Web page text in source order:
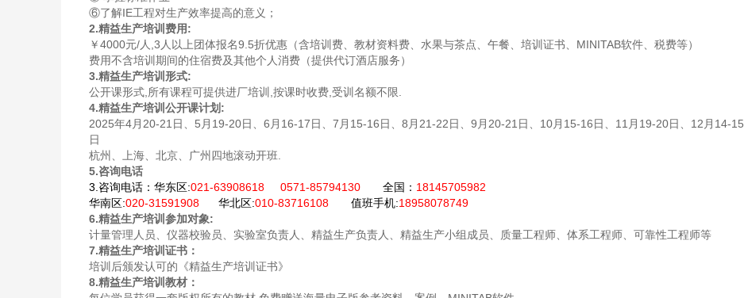
⑥了解IE工程对生产效率提高的意义；
2.精益生产培训费用:
￥4000元/人,3人以上团体报名9.5折优惠（含培训费、教材资料费、水果与茶点、午餐、培训证书、MINITAB软件、税费等）
费用不含培训期间的住宿费及其他个人消费（提供代订酒店服务）
3.精益生产培训形式:
公开课形式,所有课程可提供进厂培训,按课时收费,受训名额不限.
4.精益生产培训公开课计划:
2025年4月20-21日、5月19-20日、6月16-17日、7月15-16日、8月21-22日、9月20-21日、10月15-16日、11月19-20日、12月14-15
日
杭州、上海、北京、广州四地滚动开班.
5.咨询电话
3.咨询电话： 华东区:021-63908618 0571-85794130 全国： 18145705982
华南区:020-31591908 华北区:010-83716108 值班手机:18958078749
6.精益生产培训参加对象:
计量管理人员、仪器校验员、实验室负责人、精益生产负责人、精益生产小组成员、质量工程师、体系工程师、可靠性工程师等
7.精益生产培训证书：
培训后颁发认可的《精益生产培训证书》
8.精益生产培训教材：